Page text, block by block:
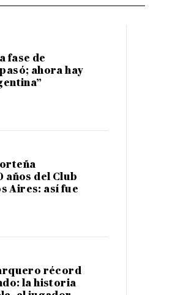
fase de
ahora hay
años del Club
Aires: así fue
récord
la historia